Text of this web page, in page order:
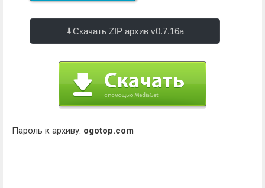
Скачать ZIP архив v0.7.16a
Пароль к архиву: ogotop.com